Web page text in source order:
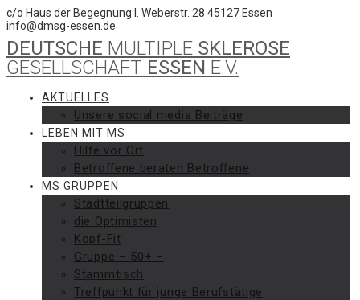
Skip
to
c/o Haus der Begegnung I. Weberstr. 28 45127 Essen
info@dmsg-essen.de
DEUTSCHE MULTIPLE SKLEROSE
GESELLSCHAFT ESSEN E.V.
AKTUELLES
Unsere social media Beiträge
LEBEN MIT MS
Hilfe vor Ort
Betroffene beraten Betroffene
MS GRUPPEN
Stadtteilgruppen
die Optimisten
Kopf-Fit
Gruppe – 50+ –
Stammtisch
Treffpunkt für junge Berufstätige